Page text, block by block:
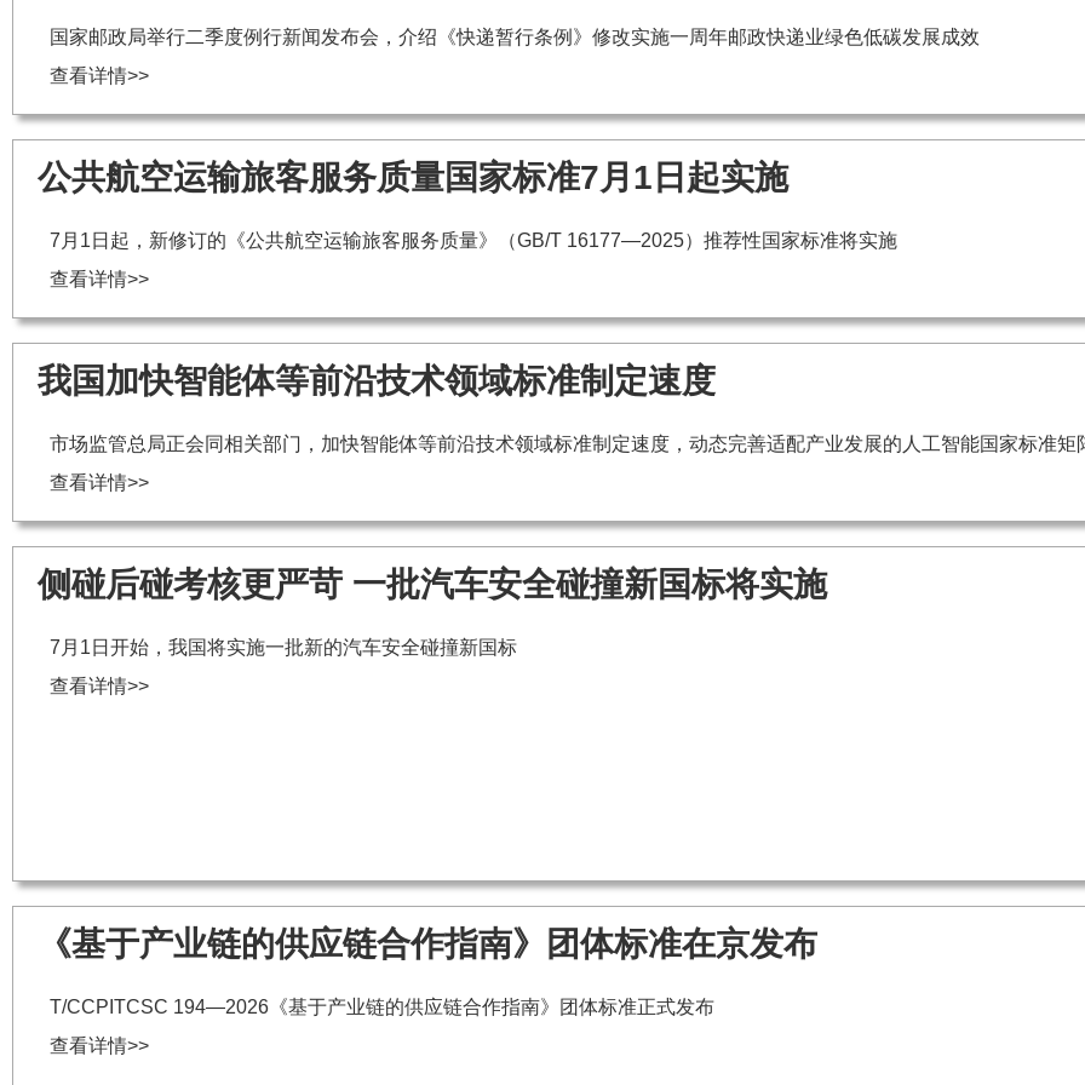
国家邮政局举行二季度例行新闻发布会，介绍《快递暂行条例》修改实施一周年邮政快递业绿色低碳发展成效
查看详情>>
公共航空运输旅客服务质量国家标准7月1日起实施
7月1日起，新修订的《公共航空运输旅客服务质量》（GB/T 16177—2025）推荐性国家标准将实施
查看详情>>
我国加快智能体等前沿技术领域标准制定速度
市场监管总局正会同相关部门，加快智能体等前沿技术领域标准制定速度，动态完善适配产业发展的人工智能国家标准矩
查看详情>>
侧碰后碰考核更严苛 一批汽车安全碰撞新国标将实施
7月1日开始，我国将实施一批新的汽车安全碰撞新国标
查看详情>>
《基于产业链的供应链合作指南》团体标准在京发布
T/CCPITCSC 194—2026《基于产业链的供应链合作指南》团体标准正式发布
查看详情>>